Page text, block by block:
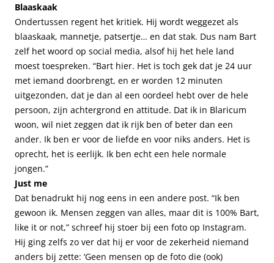
Blaaskaak
Ondertussen regent het kritiek. Hij wordt weggezet als
blaaskaak, mannetje, patsertje… en dat stak. Dus nam Bart
zelf het woord op social media, alsof hij het hele land
moest toespreken. “Bart hier. Het is toch gek dat je 24 uur
met iemand doorbrengt, en er worden 12 minuten
uitgezonden, dat je dan al een oordeel hebt over de hele
persoon, zijn achtergrond en attitude. Dat ik in Blaricum
woon, wil niet zeggen dat ik rijk ben of beter dan een
ander. Ik ben er voor de liefde en voor niks anders. Het is
oprecht, het is eerlijk. Ik ben echt een hele normale
jongen.”
Just me
Dat benadrukt hij nog eens in een andere post. “Ik ben
gewoon ik. Mensen zeggen van alles, maar dit is 100% Bart,
like it or not,” schreef hij stoer bij een foto op Instagram.
Hij ging zelfs zo ver dat hij er voor de zekerheid niemand
anders bij zette: ‘Geen mensen op de foto die (ook)